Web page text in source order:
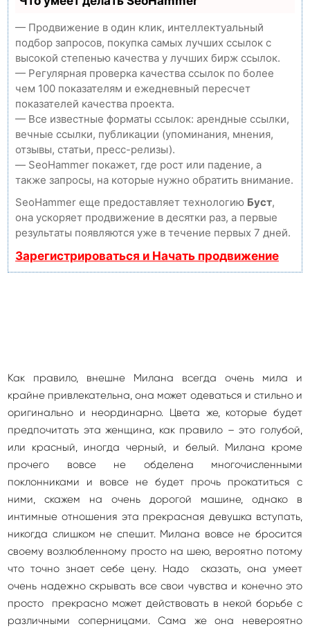
— Продвижение в один клик, интеллектуальный
подбор запросов, покупка самых лучших ссылок с
высокой степенью качества у лучших бирж ссылок.
— Регулярная проверка качества ссылок по более
чем 100 показателям и ежедневный пересчет
показателей качества проекта.
— Все известные форматы ссылок: арендные ссылки,
вечные ссылки, публикации (упоминания, мнения,
отзывы, статьи, пресс-релизы).
— SeoHammer покажет, где рост или падение, а
также запросы, на которые нужно обратить внимание.
SeoHammer еще предоставляет технологию Буст,
она ускоряет продвижение в десятки раз, а первые
результаты появляются уже в течение первых 7 дней.
Зарегистрироваться и Начать продвижение
Как правило, внешне Милана всегда очень мила и
крайне привлекательна, она может одеваться и стильно и
оригинально и неординарно. Цвета же, которые будет
предпочитать эта женщина, как правило – это голубой,
или красный, иногда черный, и белый. Милана кроме
прочего вовсе не обделена многочисленными
поклонниками и вовсе не будет прочь прокатиться с
ними, скажем на очень дорогой машине, однако в
интимные отношения эта прекрасная девушка вступать,
никогда слишком не спешит. Милана вовсе не бросится
своему возлюбленному просто на шею, вероятно потому
что точно знает себе цену. Надо сказать, она умеет
очень надежно скрывать все свои чувства и конечно это
просто прекрасно может действовать в некой борьбе с
различными соперницами. Сама же она невероятно